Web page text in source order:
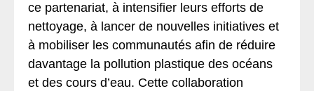
ce partenariat, à intensifier leurs efforts de
nettoyage, à lancer de nouvelles initiatives et
à mobiliser les communautés afin de réduire
davantage la pollution plastique des océans
et des cours d’eau. Cette collaboration